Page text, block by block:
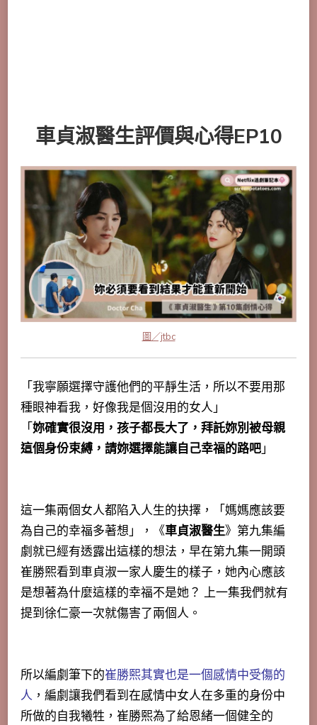
車貞淑醫生評價與心得EP10
圖／jtbc
「我寧願選擇守護他們的平靜生活，所以不要用那
種眼神看我，好像我是個沒用的女人」
「妳確實很沒用，孩子都長大了，拜託妳別被母親
這個身份束縛，請妳選擇能讓自己幸福的路吧」
這一集兩個女人都陷入人生的抉擇，「媽媽應該要
為自己的幸福多著想」，《車貞淑醫生》第九集編
劇就已經有透露出這樣的想法，早在第九集一開頭
崔勝熙看到車貞淑一家人慶生的樣子，她內心應該
是想著為什麼這樣的幸福不是她？ 上一集我們就有
提到徐仁豪一次就傷害了兩個人。
所以編劇筆下的崔勝熙其實也是一個感情中受傷的
人 ，編劇讓我們看到在感情中女人在多重的身份中
所做的自我犧牲，崔勝熙為了給恩緒一個健全的